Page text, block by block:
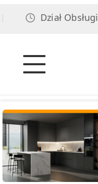
Dział Obsługi